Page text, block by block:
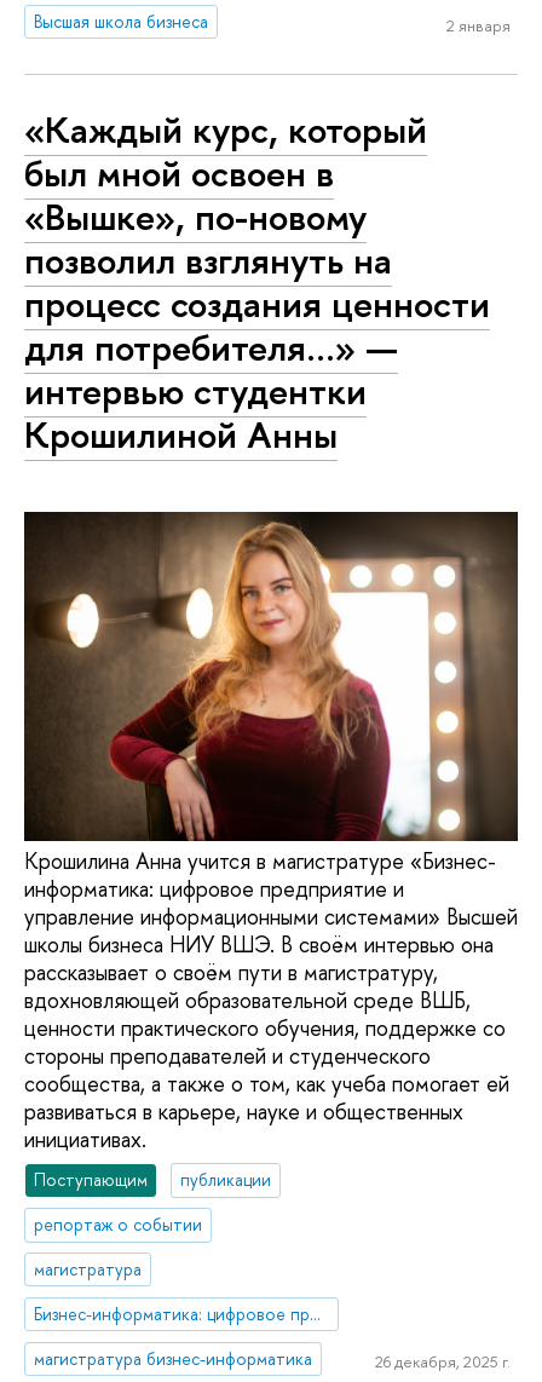
Высшая школа бизнеса 2 января
«Каждый курс, который
был мной освоен в
«Вышке», по-новому
позволил взглянуть на
процесс создания ценности
для потребителя...» —
интервью студентки
Крошилиной Анны
Крошилина Анна учится в магистратуре «Бизнес-
информатика: цифровое предприятие и
управление информационными системами» Высшей
школы бизнеса НИУ ВШЭ. В своём интервью она
рассказывает о своём пути в магистратуру,
вдохновляющей образовательной среде ВШБ,
ценности практического обучения, поддержке со
стороны преподавателей и студенческого
сообщества, а также о том, как учеба помогает ей
развиваться в карьере, науке и общественных
инициативах.
Поступающим
публикации
репортаж о событии
магистратура
Бизнес-информатика: цифровое предприятие и управление информационными системами
магистратура бизнес-информатика
26 декабря, 2025 г.